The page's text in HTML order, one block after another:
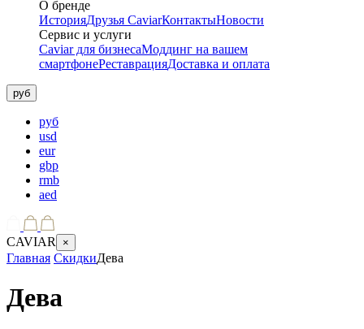
О бренде
ИсторияДрузья CaviarКонтактыНовости
Сервис и услуги
Caviar для бизнесаМоддинг на вашем
смартфонеРеставрацияДоставка и оплата
руб
руб
usd
eur
gbp
rmb
aed
CAVIAR ×
Главная СкидкиДева
Дева